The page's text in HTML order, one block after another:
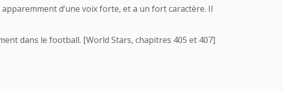
d’une voix forte, et a un fort caractère. Il
dans le football. [World Stars, chapitres 405 et 407]